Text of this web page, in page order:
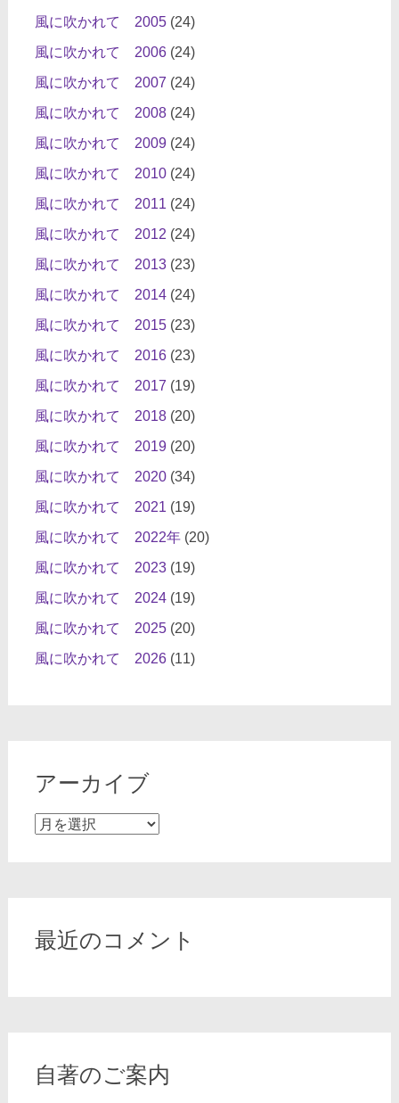
風に吹かれて 2005(24)
風に吹かれて 2006(24)
風に吹かれて 2007 (24)
風に吹かれて 2008(24)
風に吹かれて 2009(24)
風に吹かれて 2010(24)
風に吹かれて 2011 (24)
風に吹かれて 2012 (24)
風に吹かれて 2013(23)
風に吹かれて 2014(24)
風に吹かれて 2015(23)
風に吹かれて 2016(23)
風に吹かれて 2017 (19)
風に吹かれて 2018(20)
風に吹かれて 2019(20)
風に吹かれて 2020(34)
風に吹かれて 2021 (19)
風に吹かれて 2022年(20)
風に吹かれて 2023(19)
風に吹かれて 2024(19)
風に吹かれて 2025(20)
風に吹かれて 2026(11)
アーカイブ
ア
最近のコメント
自著のご案内